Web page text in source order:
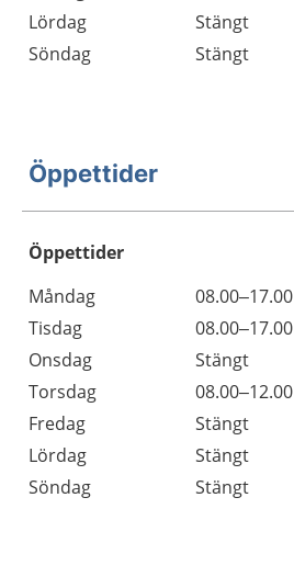
Lördag
Stängt
Söndag
Stängt
Öppettider
Öppettider
Dag
Öppettider
Kommentarer
Måndag
08.00–17.00
Tisdag
08.00–17.00
Onsdag
Stängt
Torsdag
08.00–12.00
Fredag
Stängt
Lördag
Stängt
Söndag
Stängt